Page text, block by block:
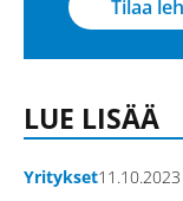
Tilaa
LUE LISÄÄ
Yritykset